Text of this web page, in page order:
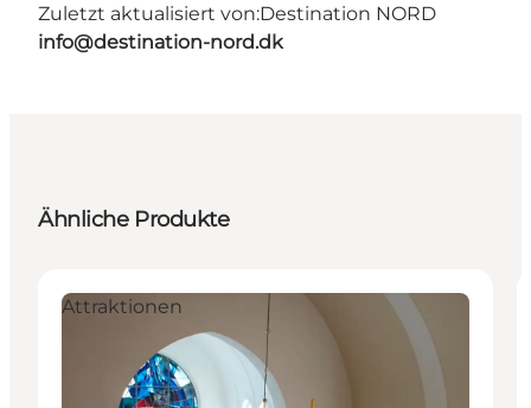
Zuletzt aktualisiert von:Destination NORD
info@destination-nord.dk
Ähnliche Produkte
Attraktionen